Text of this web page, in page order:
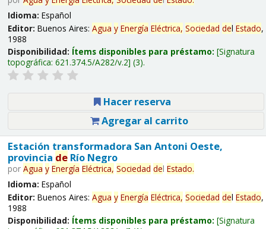
Idioma: Español
Editor: Buenos Aires: Agua y Energía Eléctrica, Sociedad del Estado,
1988
Disponibilidad: Ítems disponibles para préstamo: Signatura
topográfica: 621.374.5/A282/v.2 (3).
Hacer reserva
Agregar al carrito
Estación transformadora San Antoni Oeste,
provincia deRío Negro
por Agua y Energía Eléctrica, Sociedad del Estado.
Idioma: Español
Editor: Buenos Aires: Agua y Energía Eléctrica, Sociedad del Estado,
1988
Disponibilidad: Ítems disponibles para préstamo: Signatura